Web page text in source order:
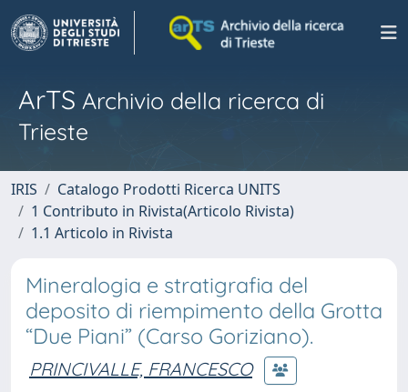
ArTS Archivio della ricerca di
Trieste
IRIS
Catalogo Prodotti Ricerca UNITS
1 Contributo in Rivista(Articolo Rivista)
1.1 Articolo in Rivista
Mineralogia e stratigrafia del
deposito di riempimento della Grotta
“Due Piani” (Carso Goriziano).
PRINCIVALLE, FRANCESCO